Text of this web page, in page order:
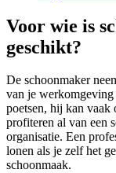
Voor wie is
geschikt?
De schoonmaker
van je werkomgeving
poetsen, hij kan vaak
profiteren al van een
organisatie. Een
lonen als je zelf het
schoonmaak.